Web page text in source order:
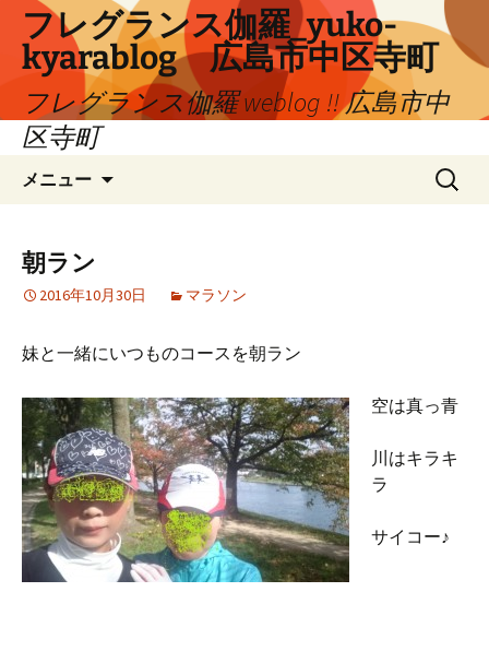
ツ
フレグランス伽羅_yuko-
kyarablog 広島市中区寺町
フレグランス伽羅 weblog !! 広島市中
区寺町
メニュー
検
索:
朝ラン
2016年10月30日 マラソン
妹と一緒にいつものコースを朝ラン
空は真っ青
川はキラキ
ラ
サイコー♪